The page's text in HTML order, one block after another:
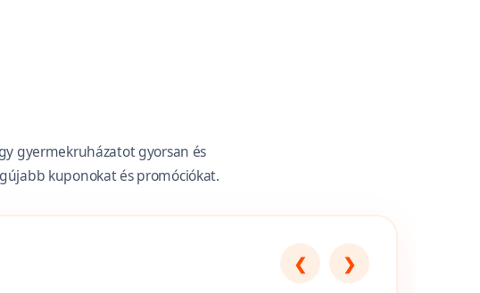
gyermekruházatot gyorsan és
kuponokat és promóciókat.
❮ ❯